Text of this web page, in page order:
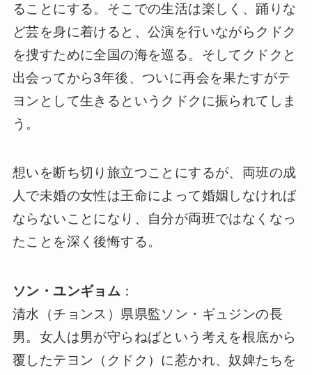
ることにする。そこでの生活は楽しく、踊りな
ど芸を身に着けると、公演を行いながらクドク
を捜すために全国の海を巡る。そしてクドクと
出会ってから3年後、ついに再会を果たすがテ
ヨンとして生きるというクドクに振られてしま
う。
想いを断ち切り旅立つことにするが、両班の成
人で未婚の女性は王命によって婚姻しなければ
ならないことになり、自分が両班ではなくなっ
たことを深く後悔する。
ソン・ユンギョム ：
清水（チョンス）県県監ソン・ギュジンの長
男。女人は男が守らねばという考えを根底から
覆したテヨン（クドク）に惹かれ、奴婢たちを